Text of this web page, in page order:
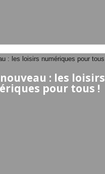
nouveau : les loisirs
pour tous !